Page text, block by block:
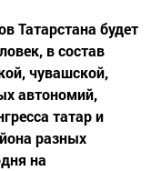
Татарстана будет
в состав
чувашской,
автономий,
татар и
разных
на